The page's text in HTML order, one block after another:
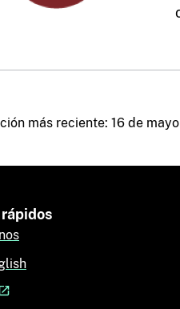
más reciente: 16 de